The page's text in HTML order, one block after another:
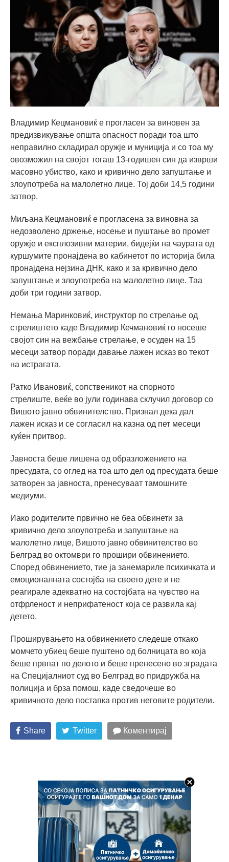
Владимир Кецмановиќ е прогласен за виновен за
предизвикување општа опасност поради тоа што
неправилно складирал оружје и муниција и со тоа му
овозможил на својот тогаш 13-годишен син да изврши
масовно убиство, како и кривично дело запуштање и
злоупотреба на малолетно лице. Тој доби 14,5 години
затвор.
Миљана Кецмановиќ е прогласена за виновна за
недозволено држење, носење и пуштање во промет
оружје и експлозивни материи, бидејќи на чаурата од
куршумите пронајдена во кабинетот по историја била
пронајдена нејзина ДНК, како и за кривично дело
запуштање и злоупотреба на малолетно лице. Таа
доби три години затвор.
Немања Маринковиќ, инструктор по стрелање од
стрелиштето каде Владимир Кечмановиќ го носеше
својот син на вежбање стрелање, е осуден на 15
месеци затвор поради давање лажен исказ во текот
на истрагата.
Ратко Ивановиќ, сопственикот на спорното
стрелиште, веќе во јули годинава склучил договор со
Вишото јавно обвинителство. Признал дека дал
лажен исказ и се согласил на казна од пет месеци
куќен притвор.
Јавноста беше лишена од образложението на
пресудата, со оглед на тоа што дел од пресудата беше
затворен за јавноста, пренесуваат тамошните
медиуми.
Иако родителите првично не беа обвинети за
кривично дело злоупотреба и запуштање на
малолетно лице, Вишото јавно обвинителство во
Белград во октомври го прошири обвинението.
Според обвинението, тие ја занемариле психичката и
емоционалната состојба на своето дете и не
реагирале адекватно на состојбата на чувство на
отфрленост и неприфатеност која се развила кај
детето.
Проширувањето на обвинението следеше откако
момчето убиец беше пуштено од болницата во која
беше првпат по делото и беше пренесено во зградата
на Специјалниот суд во Белград во придружба на
полиција и брза помош, каде сведочеше во
кривичното дело постапка против неговите родители.
Share Twitter Коментирај